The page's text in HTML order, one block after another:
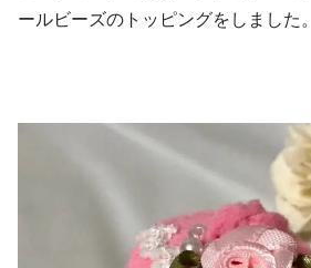
ールビーズのトッピングをしました。